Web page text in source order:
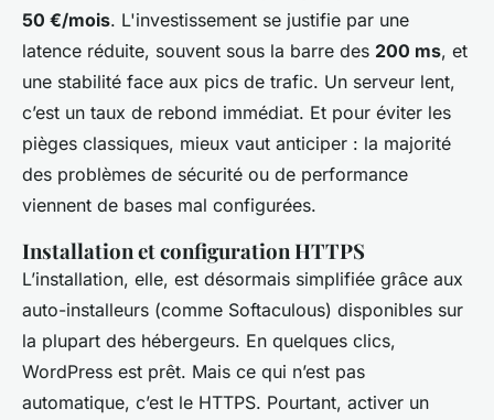
50 €/mois. L'investissement se justifie par une
latence réduite, souvent sous la barre des 200 ms, et
une stabilité face aux pics de trafic. Un serveur lent,
c’est un taux de rebond immédiat. Et pour éviter les
pièges classiques, mieux vaut anticiper : la majorité
des problèmes de sécurité ou de performance
viennent de bases mal configurées.
Installation et configuration HTTPS
L’installation, elle, est désormais simplifiée grâce aux
auto-installeurs (comme Softaculous) disponibles sur
la plupart des hébergeurs. En quelques clics,
WordPress est prêt. Mais ce qui n’est pas
automatique, c’est le HTTPS. Pourtant, activer un